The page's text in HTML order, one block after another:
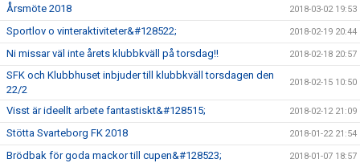
Årsmöte 2018 2018-03-02 19:53
Sportlov o vinteraktiviteter&#128522; 2018-02-19 20:44
Ni missar väl inte årets klubbkväll på torsdag!! 2018-02-18 20:57
SFK och Klubbhuset inbjuder till klubbkväll torsdagen den
22/2
2018-02-15 10:50
Visst är ideellt arbete fantastiskt&#128515; 2018-02-12 21:09
Stötta Svarteborg FK 2018 2018-01-22 21:54
Brödbak för goda mackor till cupen&#128523; 2018-01-07 18:57